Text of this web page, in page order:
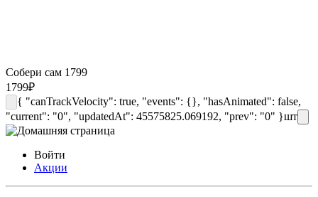
Собери сам 1799
1799₽
{ "canTrackVelocity": true, "events": {}, "hasAnimated": false,
"current": "0", "updatedAt": 45575825.069192, "prev": "0" }шт
Войти
Акции